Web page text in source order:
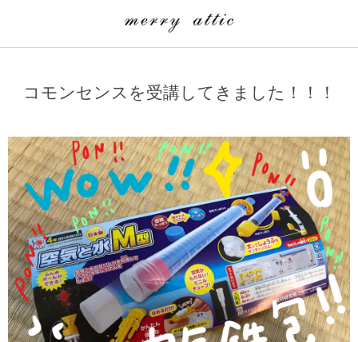
コモンセンスを受講してきました！！！
埼玉県
merry attic ミュージッククラス